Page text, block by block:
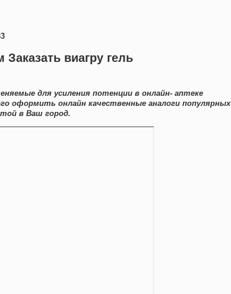
виагру гель
для усиления потенции в онлайн- аптеке
оформить онлайн качественные аналоги популярных
в Ваш город.